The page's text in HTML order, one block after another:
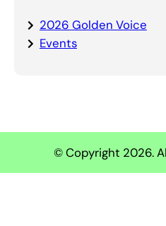
2026 Golden Voice
Events
© Copyright 2026.